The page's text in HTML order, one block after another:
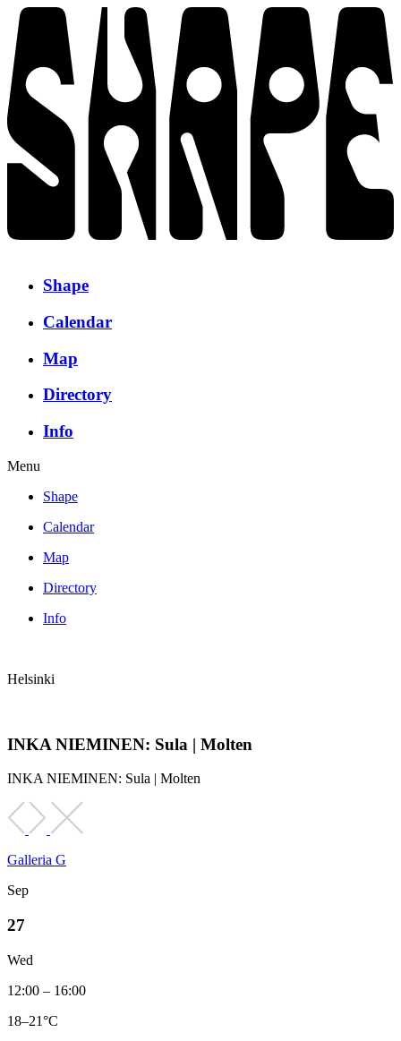
Shape
Calendar
Map
Directory
Info
Menu
Shape
Calendar
Map
Directory
Info
Helsinki
INKA NIEMINEN: Sula | Molten
INKA NIEMINEN: Sula | Molten
Galleria G
Sep
27
Wed
12:00 – 16:00
18–21°C